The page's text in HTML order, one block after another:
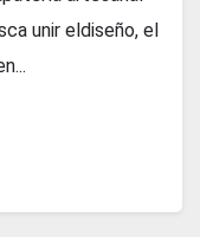
unir eldiseño, el